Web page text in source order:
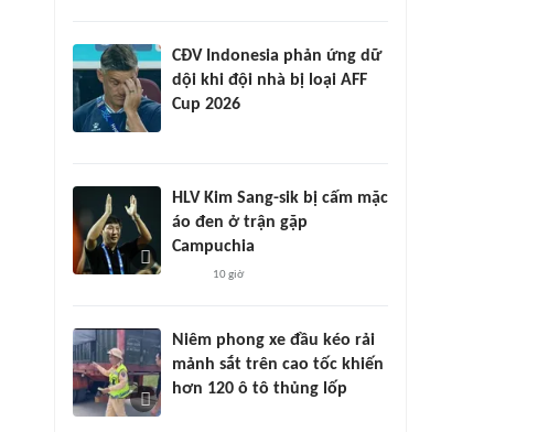
CĐV Indonesia phản ứng dữ
dội khi đội nhà bị loại AFF
Cup 2026
HLV Kim Sang-sik bị cấm mặc
áo đen ở trận gặp
Campuchia
10 giờ
Niêm phong xe đầu kéo rải
mảnh sắt trên cao tốc khiến
hơn 120 ô tô thủng lốp